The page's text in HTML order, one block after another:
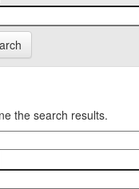
the search results.